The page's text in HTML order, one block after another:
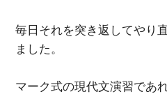
毎日それを突き返してやり
ました。
マーク式の現代文演習であ